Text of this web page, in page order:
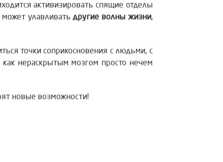
активизировать спящие отделы
может улавливатьдругие волны жизни,
точки соприкосновения с людьми, с
нераскрытым мозгом просто нечем
новые возможности!